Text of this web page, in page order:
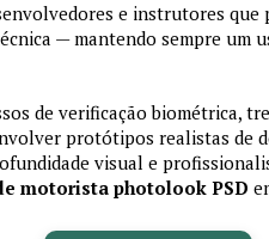
e instrutores que
— mantendo sempre um
de verificação biométrica,
protótipos realistas de
visual e
motorista photolook PSD